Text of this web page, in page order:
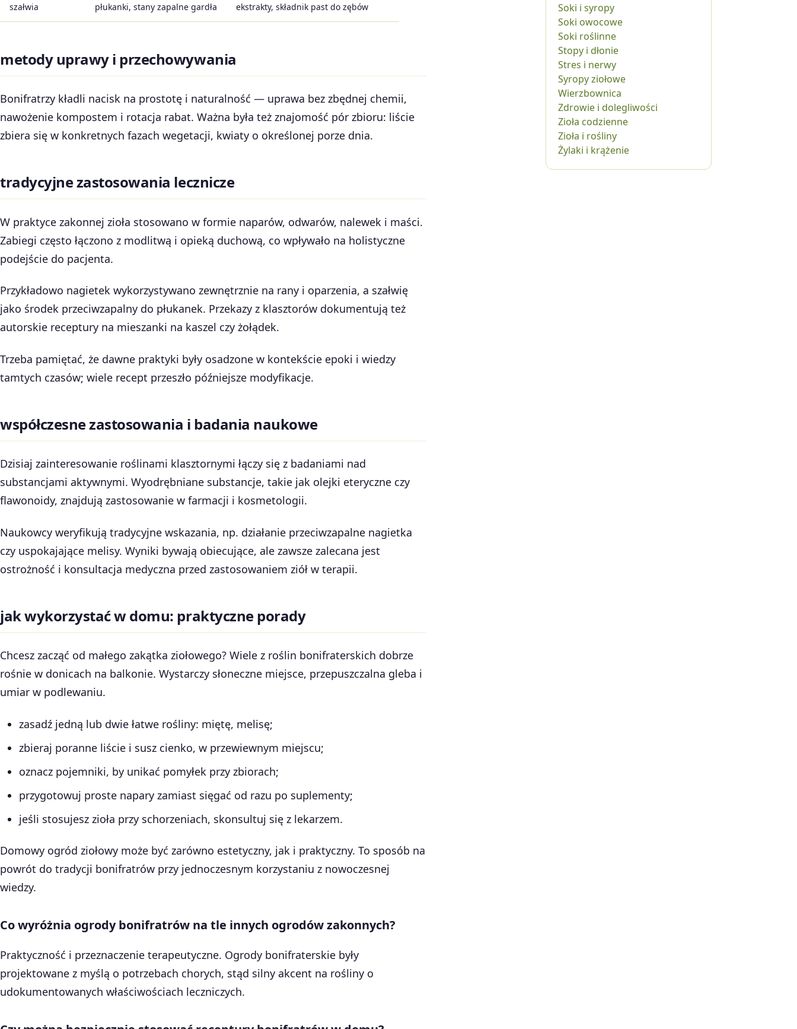
szałwia płukanki, stany zapalne gardła ekstrakty, składnik past do zębów
metody uprawy i przechowywania
Bonifratrzy kładli nacisk na prostotę i naturalność — uprawa bez zbędnej chemii,
nawożenie kompostem i rotacja rabat. Ważna była też znajomość pór zbioru: liście
zbiera się w konkretnych fazach wegetacji, kwiaty o określonej porze dnia.
tradycyjne zastosowania lecznicze
W praktyce zakonnej zioła stosowano w formie naparów, odwarów, nalewek i maści.
Zabiegi często łączono z modlitwą i opieką duchową, co wpływało na holistyczne
podejście do pacjenta.
Przykładowo nagietek wykorzystywano zewnętrznie na rany i oparzenia, a szałwię
jako środek przeciwzapalny do płukanek. Przekazy z klasztorów dokumentują też
autorskie receptury na mieszanki na kaszel czy żołądek.
Trzeba pamiętać, że dawne praktyki były osadzone w kontekście epoki i wiedzy
tamtych czasów; wiele recept przeszło późniejsze modyfikacje.
współczesne zastosowania i badania naukowe
Dzisiaj zainteresowanie roślinami klasztornymi łączy się z badaniami nad
substancjami aktywnymi. Wyodrębniane substancje, takie jak olejki eteryczne czy
flawonoidy, znajdują zastosowanie w farmacji i kosmetologii.
Naukowcy weryfikują tradycyjne wskazania, np. działanie przeciwzapalne nagietka
czy uspokajające melisy. Wyniki bywają obiecujące, ale zawsze zalecana jest
ostrożność i konsultacja medyczna przed zastosowaniem ziół w terapii.
jak wykorzystać w domu: praktyczne porady
Chcesz zacząć od małego zakątka ziołowego? Wiele z roślin bonifraterskich dobrze
rośnie w donicach na balkonie. Wystarczy słoneczne miejsce, przepuszczalna gleba i
umiar w podlewaniu.
zasadź jedną lub dwie łatwe rośliny: miętę, melisę;
zbieraj poranne liście i susz cienko, w przewiewnym miejscu;
oznacz pojemniki, by unikać pomyłek przy zbiorach;
przygotowuj proste napary zamiast sięgać od razu po suplementy;
jeśli stosujesz zioła przy schorzeniach, skonsultuj się z lekarzem.
Domowy ogród ziołowy może być zarówno estetyczny, jak i praktyczny. To sposób na
powrót do tradycji bonifratrów przy jednoczesnym korzystaniu z nowoczesnej
wiedzy.
Co wyróżnia ogrody bonifratrów na tle innych ogrodów zakonnych?
Praktyczność i przeznaczenie terapeutyczne. Ogrody bonifraterskie były
projektowane z myślą o potrzebach chorych, stąd silny akcent na rośliny o
udokumentowanych właściwościach leczniczych.
Soki i syropy
Soki owocowe
Soki roślinne
Stopy i dłonie
Stres i nerwy
Syropy ziołowe
Wierzbownica
Zdrowie i dolegliwości
Zioła codzienne
Zioła i rośliny
Żylaki i krążenie